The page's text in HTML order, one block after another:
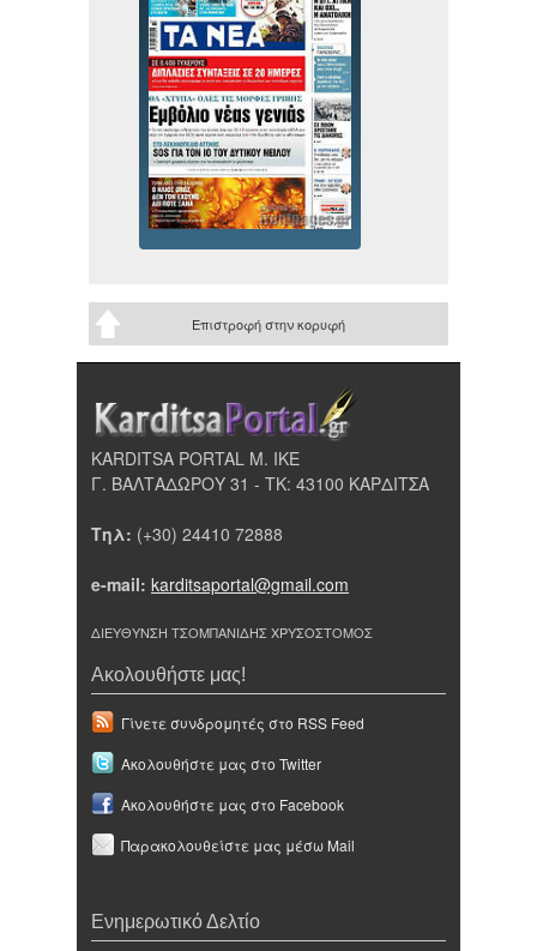
Επιστροφή στην κορυφή
KARDITSA PORTAL Μ. ΙΚΕ
Γ. ΒΑΛΤΑΔΩΡΟΥ 31 - ΤΚ: 43100 ΚΑΡΔΙΤΣΑ
Τηλ: (+30) 24410 72888
e-mail: karditsaportal@gmail.com
ΔΙΕΥΘΥΝΣΗ ΤΣΟΜΠΑΝΙΔΗΣ ΧΡΥΣΟΣΤΟΜΟΣ
Ακολουθήστε μας!
Γίνετε συνδρομητές στο RSS Feed
Ακολουθήστε μας στο Twitter
Ακολουθήστε μας στο Facebook
Παρακολουθείστε μας μέσω Mail
Ενημερωτικό Δελτίο